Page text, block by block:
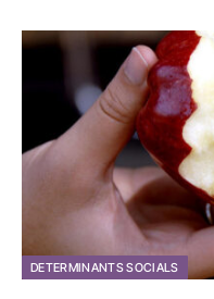
DETERMINANTS SOCIALS